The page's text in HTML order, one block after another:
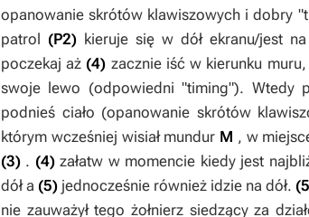
opanowanie skrótów klawiszowych i dobry
patrol (P2) kieruje się w dół ekranu/jest
poczekaj aż (4) zacznie iść w kierunku muru,
swoje lewo (odpowiedni "timing"). Wtedy
podnieś ciało (opanowanie skrótów
którym wcześniej wisiał mundur M , w
(3) . (4) załatw w momencie kiedy jest
dół a (5) jednocześnie również idzie na dół.
nie zauważył tego żołnierz siedzący za